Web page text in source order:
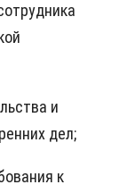
и
дел;
к